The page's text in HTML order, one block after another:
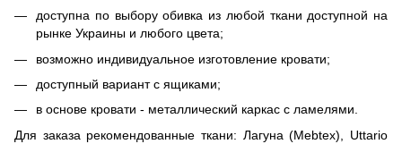
доступна по выбору обивка из любой ткани доступной на
рынке Украины и любого цвета;
возможно индивидуальное изготовление кровати;
доступный вариант с ящиками;
в основе кровати - металлический каркас с ламелями.
Для заказа рекомендованные ткани: Лагуна (Mebtex), Uttario